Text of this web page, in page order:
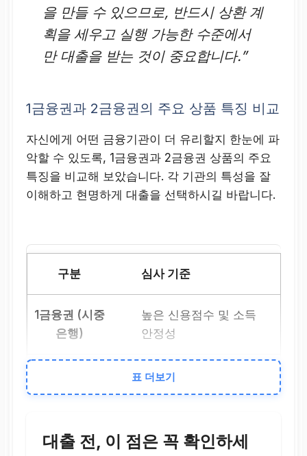
을 만들 수 있으므로, 반드시 상환 계
획을 세우고 실행 가능한 수준에서
만 대출을 받는 것이 중요합니다.”
1금융권과 2금융권의 주요 상품 특징 비교
자신에게 어떤 금융기관이 더 유리할지 한눈에 파
악할 수 있도록, 1금융권과 2금융권 상품의 주요
특징을 비교해 보았습니다. 각 기관의 특성을 잘
이해하고 현명하게 대출을 선택하시길 바랍니다.
심사 기준
높은 신용점수 및 소득
안정성
신용점수 외 다양한 상
환 능력 평가 (담보, 소
표 더보기
대출 전, 이 점은 꼭 확인하세